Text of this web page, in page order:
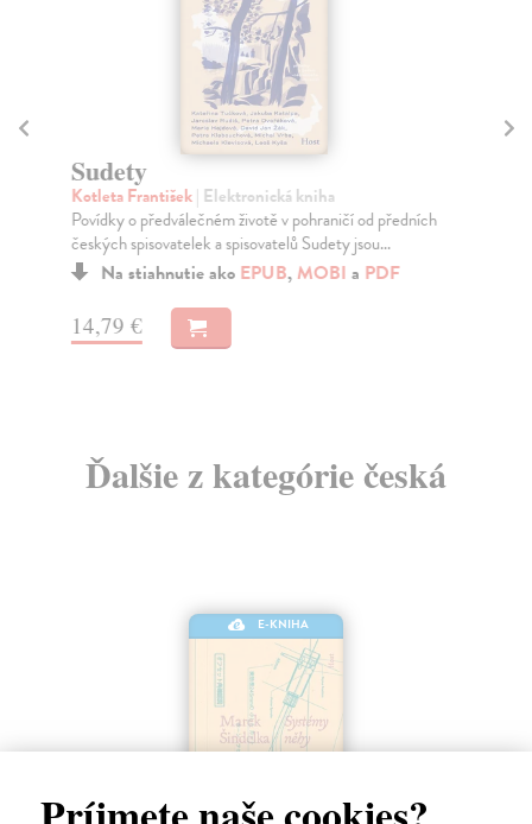
Sudety
Kotleta František| Elektronická kniha
Povídky o předválečném životě v pohraničí od předních
českých spisovatelek a spisovatelů Sudety jsou...
Na stiahnutie ako EPUB,MOBI a PDF
14,79 €
Ďalšie z kategórie česká
E-KNIHA